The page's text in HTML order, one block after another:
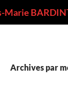
Archives par